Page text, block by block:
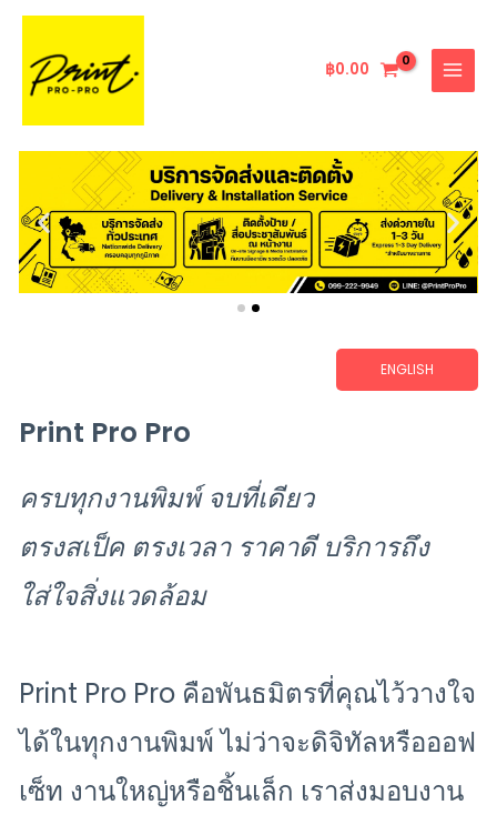
Skip
content
฿0.00
MENU
ENGLISH
Print Pro Pro
ครบทุกงานพิมพ์ จบที่เดียว
ตรงสเป็ค ตรงเวลา ราคาดี บริการถึง
ใส่ใจสิ่งแวดล้อม
Print Pro Pro คือพันธมิตรที่คุณไว้วางใจ
ได้ในทุกงานพิมพ์ ไม่ว่าจะดิจิทัลหรือออฟ
เซ็ท งานใหญ่หรือชิ้นเล็ก เราส่งมอบงาน